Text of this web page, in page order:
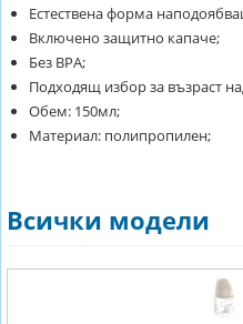
Естествена форма
Включено защитно капаче;
Без ВРА;
Подходящ избор за възраст
Обем: 150мл;
Материал: полипропилен;
Всички модели